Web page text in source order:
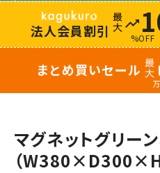
法人会員割引 trending_up
%OFF
まとめ買いセール
マグネットグリー
（